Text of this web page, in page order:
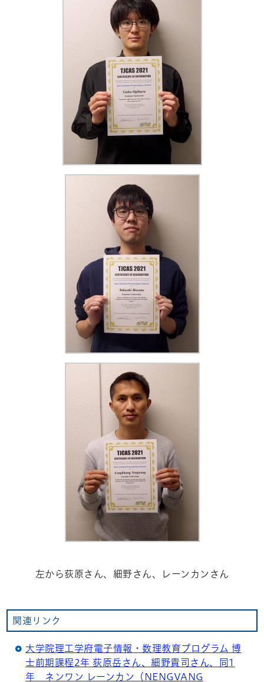
左から荻原さん、細野さん、レーンカンさん
関連リンク
大学院理工学府電子情報・数理教育プログラム 博
士前期課程2年 荻原岳さん、細野貴司さん、同1
年 ネンワン レーンカン（NENGVANG